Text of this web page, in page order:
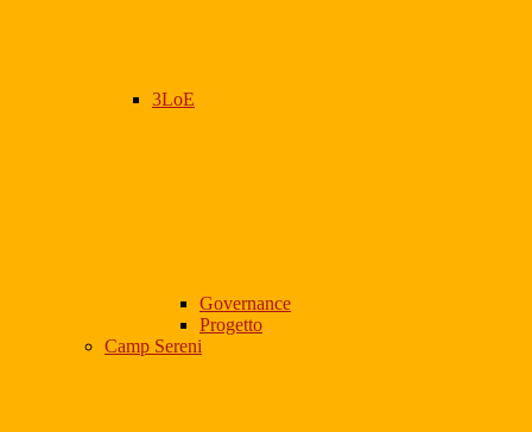
3LoE
Governance
Progetto
Camp Sereni